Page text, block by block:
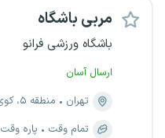
مربی باشگاه
باشگاه ورزشی فرانو
ارسال آسان
تهران
منطقه ۵، کوی فردوس
تمام وقت
پاره وقت